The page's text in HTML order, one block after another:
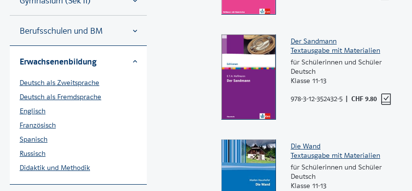
Berufsschulen und BM
Erwachsenenbildung
Deutsch als Zweitsprache
Deutsch als Fremdsprache
Englisch
Französisch
Spanisch
Russisch
Didaktik und Methodik
Der Sandmann
Textausgabe mit Materialien
für Schülerinnen und Schüler
Deutsch
Klasse 11-13
978-3-12-352432-5 CHF 9.80
Die Wand
Textausgabe mit Materialien
für Schülerinnen und Schüler
Deutsch
Klasse 11-13